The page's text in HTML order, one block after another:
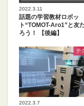
2022.3.11
話題の学習教材ロボッ
ト“TOMOT-Aro1”と友
ろう！ 【後編】
テ
2022.3.7